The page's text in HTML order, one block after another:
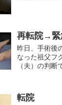
再転院→緊
昨日、手術後
なった祖父フ
（夫）の判
転院